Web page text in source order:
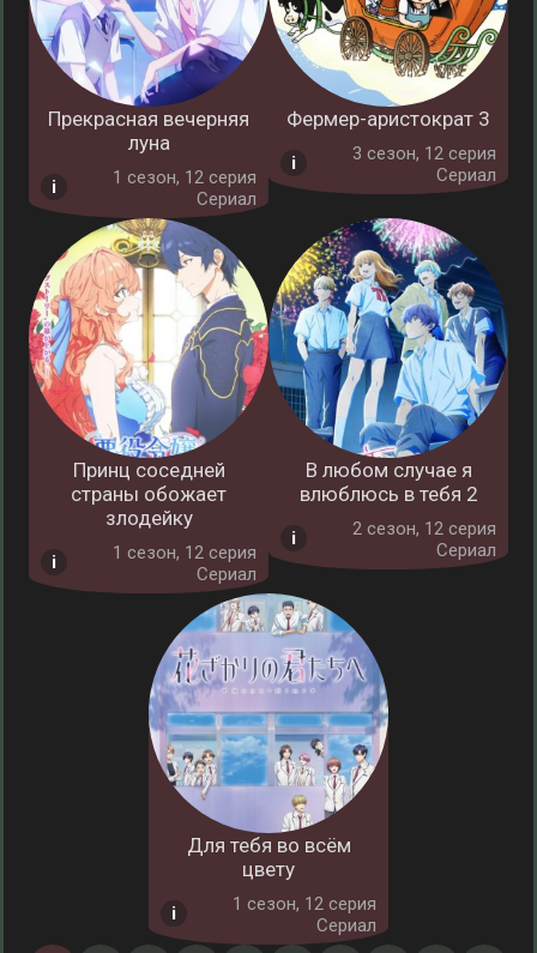
Прекрасная вечерняя
луна
1 cезон, 12 серия
Сериал
Фермер-аристократ 3
3 cезон, 12 серия
Сериал
Принц соседней
страны обожает
злодейку
1 cезон, 12 серия
Сериал
В любом случае я
влюблюсь в тебя 2
2 cезон, 12 серия
Сериал
Для тебя во всём
цвету
1 cезон, 12 серия
Сериал